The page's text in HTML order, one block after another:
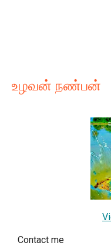
உழவன் நண்பன்
Contact me